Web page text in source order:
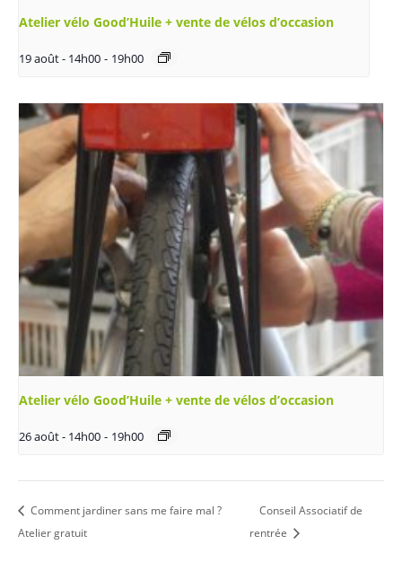
Atelier vélo Good’Huile + vente de vélos d’occasion
19 août - 14h00 - 19h00
Atelier vélo Good’Huile + vente de vélos d’occasion
26 août - 14h00 - 19h00
Comment jardiner sans me faire mal ?
Atelier gratuit
Conseil Associatif de
rentrée